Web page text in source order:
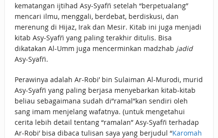
kematangan ijtihad Asy-Syafi’i setelah “berpetualang”
mencari ilmu, menggali, berdebat, berdiskusi, dan
merenung di Hijaz, Irak dan Mesir. Kitab ini juga menjadi
kitab Asy-Syafi’i yang paling terakhir ditulis. Bisa
dikatakan Al-Umm juga mencerminkan madzhab jadid
Asy-Syafi’i.
Perawinya adalah Ar-Robi’ bin Sulaiman Al-Murodi, murid
Asy-Syafi’i yang paling berjasa menyebarkan kitab-kitab
beliau sebagaimana sudah di”ramal”kan sendiri oleh
sang imam menjelang wafatnya. (untuk mengetahui
cerita lebih detail tentang “ramalan” Asy-Syafi’i terhadap
Ar-Robi’ bisa dibaca tulisan saya yang berjudul “Karomah